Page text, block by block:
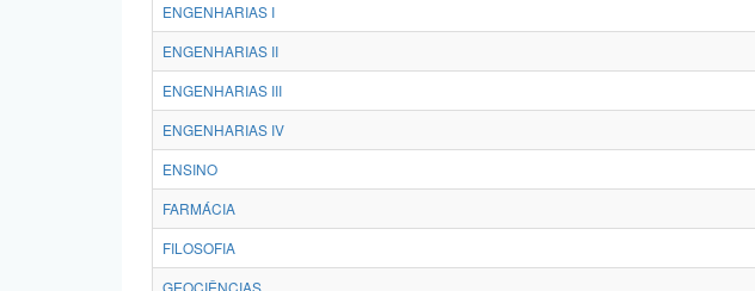
ENGENHARIAS I
ENGENHARIAS II
ENGENHARIAS III
ENGENHARIAS IV
ENSINO
FARMÁCIA
FILOSOFIA
GEOCIÊNCIAS